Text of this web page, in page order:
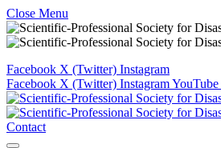
Close Menu
Facebook X (Twitter) Instagram
Facebook X (Twitter) InstagramYouTube
Contact